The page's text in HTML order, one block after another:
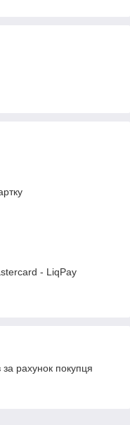
- LiqPay
рахунок покупця